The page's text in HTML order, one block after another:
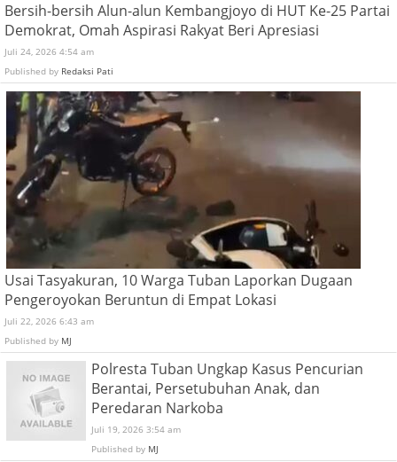
Bersih-bersih Alun-alun Kembangjoyo di HUT Ke-25 Partai
Demokrat, Omah Aspirasi Rakyat Beri Apresiasi
Juli 24, 2026 4:54 am
Published by Redaksi Pati
Usai Tasyakuran, 10 Warga Tuban Laporkan Dugaan
Pengeroyokan Beruntun di Empat Lokasi
Juli 22, 2026 6:43 am
Published by MJ
Polresta Tuban Ungkap Kasus Pencurian
Berantai, Persetubuhan Anak, dan
Peredaran Narkoba
Juli 19, 2026 3:54 am
Published by MJ